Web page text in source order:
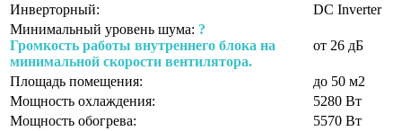
Инверторный:
DC Inverter
Минимальный уровень шума: ?
Громкость работы внутреннего блока на
минимальной скорости вентилятора.
от 26 дБ
Площадь помещения:
до 50 м2
Мощность охлаждения:
5280 Вт
Мощность обогрева:
5570 Вт